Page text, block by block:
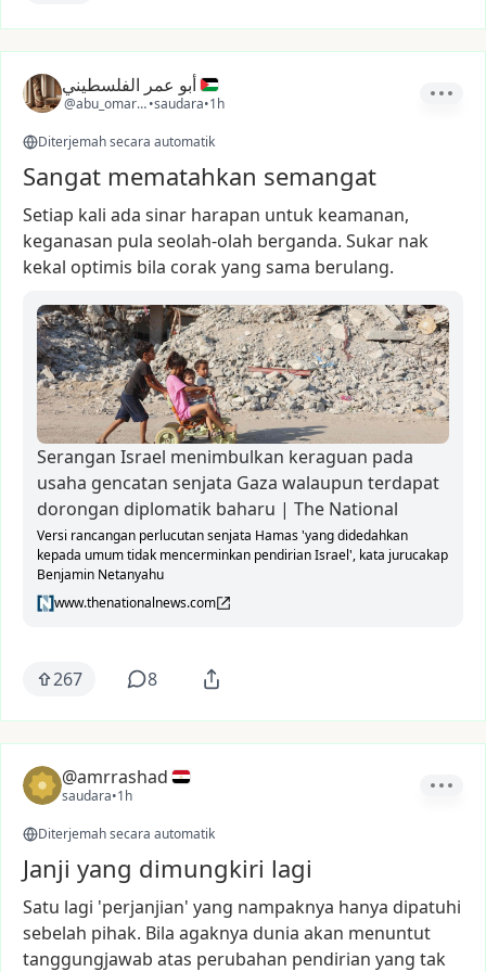
أبو عمر الفلسطيني
@abu_omar_ps1
•saudara•1h
Diterjemah secara automatik
Sangat mematahkan semangat
Setiap kali ada sinar harapan untuk keamanan,
keganasan pula seolah-olah berganda. Sukar nak
kekal optimis bila corakyang sama berulang.
Serangan Israel menimbulkan keraguan pada
usaha gencatan senjata Gaza walaupun terdapat
dorongan diplomatik baharu | The National
Versi rancangan perlucutan senjata Hamas 'yang didedahkan
kepada umum tidak mencerminkan pendirian Israel', kata jurucakap
Benjamin Netanyahu
www.thenationalnews.com
267 8
@amrrashad
saudara•1h
Diterjemah secara automatik
Janji yang dimungkiri lagi
Satu lagi 'perjanjian' yang nampaknya hanya dipatuhi
sebelah pihak. Bila agaknya dunia akan menuntut
tanggungjawab atas perubahan pendirian yang tak